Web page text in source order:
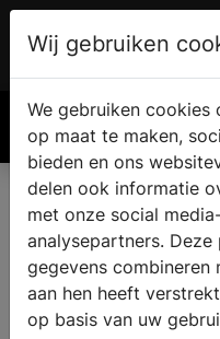
Eigen haard
in
Wij gebruiken
We gebruiken
op maat te maken,
bieden en ons
delen ook informatie
met onze social
analysepartners.
gegevens combineren
aan hen heeft
op basis van uw